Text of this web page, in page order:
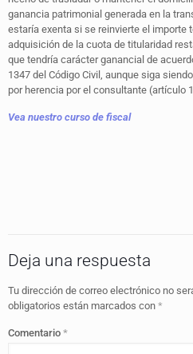
ganancia patrimonial generada en la
estaría exenta si se reinvierte el importe
adquisición de la cuota de titularidad
que tendría carácter ganancial de
1347 del Código Civil, aunque siga
por herencia por el consultante (artículo
Vea nuestro curso de fiscal
Deja una respuesta
Tu dirección de correo electrónico no
obligatorios están marcados con *
Comentario *